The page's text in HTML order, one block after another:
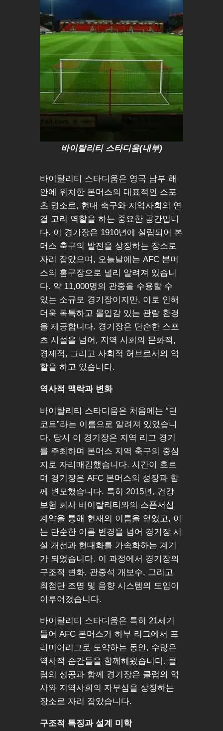
바이탈리티 스타디움(내부)
바이탈리티 스타디움은 영국 남부 해
안에 위치한 본머스의 대표적인 스포
츠 명소로, 현대 축구와 지역사회의 연
결 고리 역할을 하는 중요한 공간입니
다. 이 경기장은 1910년에 설립되어 본
머스 축구의 발전을 상징하는 장소로
자리 잡았으며, 오늘날에는 AFC 본머
스의 홈구장으로 널리 알려져 있습니
다. 약 11,000명의 관중을 수용할 수
있는 소규모 경기장이지만, 이로 인해
더욱 독특하고 몰입감 있는 관람 환경
을 제공합니다. 경기장은 단순한 스포
츠 시설을 넘어, 지역 사회의 문화적,
경제적, 그리고 사회적 허브로서의 역
할을 하고 있습니다.
역사적 맥락과 변화
바이탈리티 스타디움은 처음에는 “딘
코트”라는 이름으로 알려져 있었습니
다. 당시 이 경기장은 지역 리그 경기
를 주최하며 본머스 지역 축구의 중심
지로 자리매김했습니다. 시간이 흐르
며 경기장은 AFC 본머스의 성장과 함
께 변모했습니다. 특히 2015년, 건강
보험 회사 바이탈리티와의 스폰서십
계약을 통해 현재의 이름을 얻었고, 이
는 단순한 이름 변경을 넘어 경기장 시
설 개선과 현대화를 가속화하는 계기
가 되었습니다. 이 과정에서 경기장의
구조적 변화, 관중석 개보수, 그리고
최첨단 조명 및 음향 시스템의 도입이
이루어졌습니다.
바이탈리티 스타디움은 특히 21세기
들어 AFC 본머스가 하부 리그에서 프
리미어리그로 도약하는 동안, 수많은
역사적 순간들을 함께해왔습니다. 클
럽의 성공과 함께 경기장은 클럽의 역
사와 지역사회의 자부심을 상징하는
장소로 자리 잡았습니다.
구조적 특징과 설계 미학